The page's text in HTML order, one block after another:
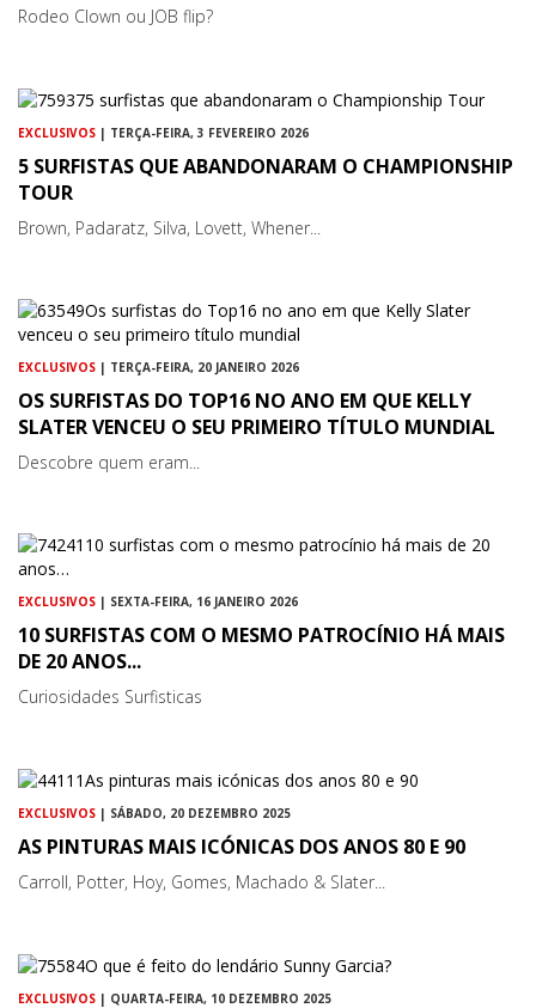
Rodeo Clown ou JOB flip?
EXCLUSIVOS | TERÇA-FEIRA, 3 FEVEREIRO 2026
5 SURFISTAS QUE ABANDONARAM O CHAMPIONSHIP
TOUR
Brown, Padaratz, Silva, Lovett, Whener...
EXCLUSIVOS | TERÇA-FEIRA, 20 JANEIRO 2026
OS SURFISTAS DO TOP16 NO ANO EM QUE KELLY
SLATER VENCEU O SEU PRIMEIRO TÍTULO MUNDIAL
Descobre quem eram...
EXCLUSIVOS | SEXTA-FEIRA, 16 JANEIRO 2026
10 SURFISTAS COM O MESMO PATROCÍNIO HÁ MAIS
DE 20 ANOS...
Curiosidades Surfisticas
EXCLUSIVOS | SÁBADO, 20 DEZEMBRO 2025
AS PINTURAS MAIS ICÓNICAS DOS ANOS 80 E 90
Carroll, Potter, Hoy, Gomes, Machado & Slater...
EXCLUSIVOS | QUARTA-FEIRA, 10 DEZEMBRO 2025